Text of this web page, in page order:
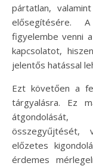
pártatlan,
elősegítésére.
figyelembe venni
kapcsolatot,
jelentős hatással
Ezt követően a
tárgyalásra. Ez
átgondolását,
összegyűjtését,
előzetes
érdemes